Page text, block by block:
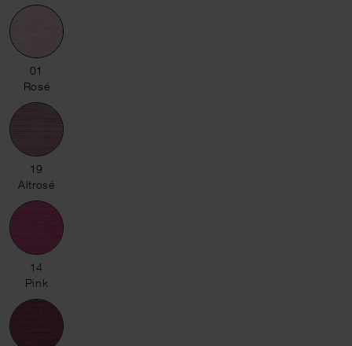
01 Rosé
01
Rosé
19 Altrosé
19
Altrosé
14 Pink
14
Pink